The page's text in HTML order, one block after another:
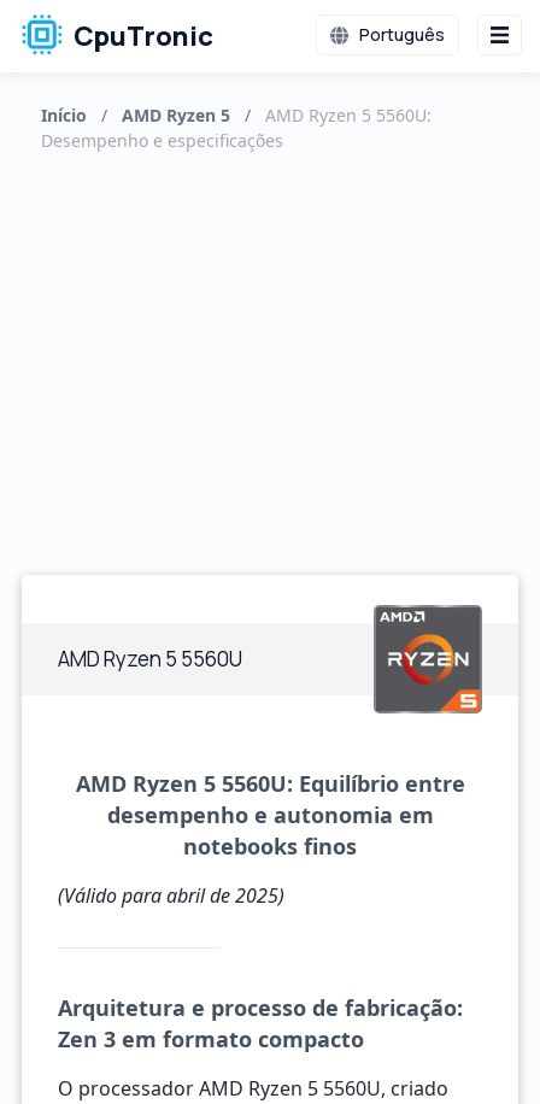
CpuTronic Português
Início / AMD Ryzen 5 /
AMD Ryzen 5 5560U:
Desempenho e especificações
AMD Ryzen 5 5560U
AMD Ryzen 5 5560U: Equilíbrio entre
desempenho e autonomia em
notebooks finos
(Válido para abril de 2025)
Arquitetura e processo de fabricação:
Zen 3 em formato compacto
O processador AMD Ryzen 5 5560U, criado